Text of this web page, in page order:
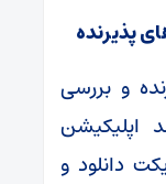
پذیرنده
و بررسی
اپلیکیشن
دانلود و